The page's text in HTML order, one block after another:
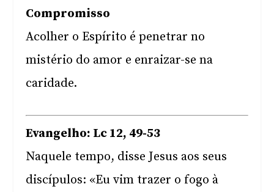
Compromisso
Acolher o Espírito é penetrar no
mistério do amor e enraizar-se na
caridade.
Evangelho: Lc 12, 49-53
Naquele tempo, disse Jesus aos seus
discípulos: «Eu vim trazer o fogo à